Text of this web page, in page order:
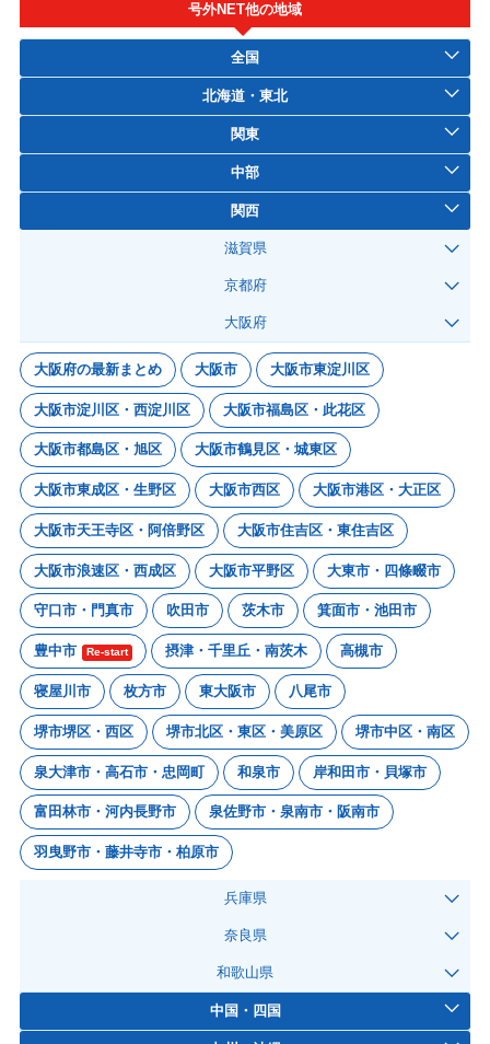
号外NET他の地域
全国
北海道・東北
関東
中部
関西
滋賀県
京都府
大阪府
大阪府の最新まとめ 大阪市 大阪市東淀川区
大阪市淀川区・西淀川区 大阪市福島区・此花区
大阪市都島区・旭区 大阪市鶴見区・城東区
大阪市東成区・生野区 大阪市西区 大阪市港区・大正区
大阪市天王寺区・阿倍野区 大阪市住吉区・東住吉区
大阪市浪速区・西成区 大阪市平野区 大東市・四條畷市
守口市・門真市 吹田市 茨木市 箕面市・池田市
豊中市 Re-start 摂津・千里丘・南茨木 高槻市
寝屋川市 枚方市 東大阪市 八尾市
堺市堺区・西区 堺市北区・東区・美原区 堺市中区・南区
泉大津市・高石市・忠岡町 和泉市 岸和田市・貝塚市
富田林市・河内長野市 泉佐野市・泉南市・阪南市
羽曳野市・藤井寺市・柏原市
兵庫県
奈良県
和歌山県
中国・四国